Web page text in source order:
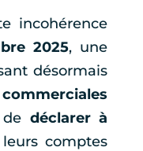
incohérence
2025, une
désormais
déclarer à
comptes